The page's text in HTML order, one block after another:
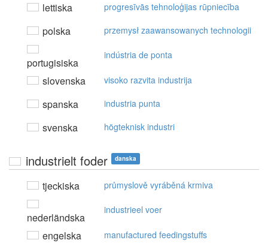
lettiska progresīvās tehnoloģijas rūpniecība
polska przemysł zaawansowanych technologii
portugisiska
indústria de ponta
slovenska visoko razvita industrija
spanska industria punta
svenska högteknisk industri
industrielt foder danska
tjeckiska průmyslově vyráběná krmiva
nederländska
industrieel voer
engelska manufactured feedingstuffs